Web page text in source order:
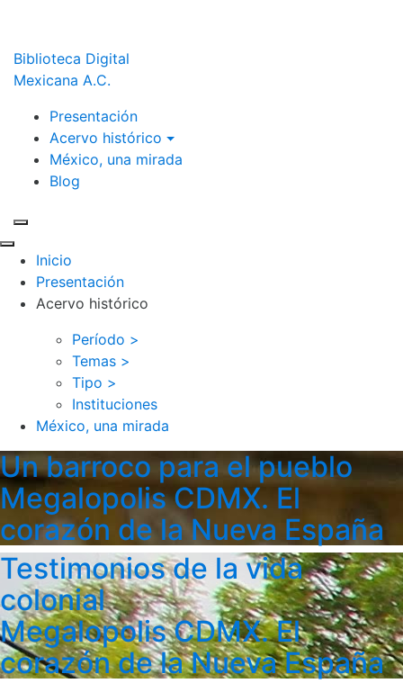
Biblioteca Digital
Mexicana A.C.
Presentación
Acervo histórico
México, una mirada
Blog
Inicio
Presentación
Acervo histórico
Período >
Temas >
Tipo >
Instituciones
México, una mirada
Un barroco para el pueblo
Megalopolis CDMX. El
corazón de la Nueva España
Testimonios de la vida
colonial
Megalopolis CDMX. El
corazón de la Nueva España